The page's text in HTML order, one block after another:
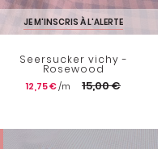
JE M'INSCRIS À L'ALERTE
Seersucker vichy -
Rosewood
12,75 € 15,00 €